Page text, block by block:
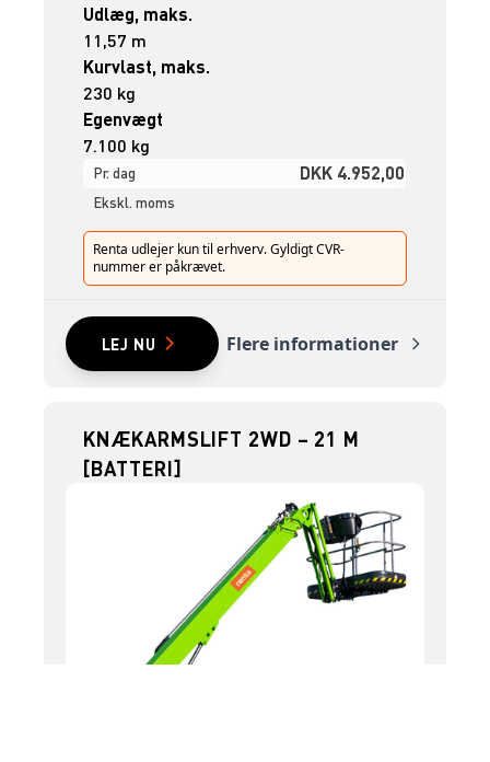
Udlæg, maks.
11,57 m
Kurvlast, maks.
230 kg
Egenvægt
7.100 kg
Pr. dag DKK 4.952,00
Ekskl. moms
Renta udlejer kun til erhverv. Gyldigt CVR-
nummer er påkrævet.
LEJ NU Flere informationer
KNÆKARMSLIFT 2WD – 21 M
[BATTERI]